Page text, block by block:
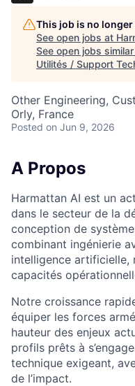
ACME
This job is no
See open jobs at
See open jobs
Utilités / Support
Other Engineering,
Orly, France
Posted on Jun 9, 2026
A Propos
Harmattan AI est un
dans le secteur de la
conception de
combinant ingénierie
intelligence artificielle,
capacités
Notre croissance
équiper les forces
hauteur des enjeux
profils prêts à
technique exigeant,
de l’impact.